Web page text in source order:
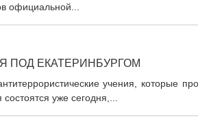
официальной...
ПОД ЕКАТЕРИНБУРГОМ
учения, которые
уже сегодня,...